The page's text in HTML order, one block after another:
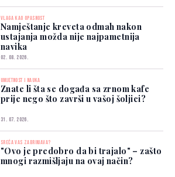
VLAGA KAO OPASNOST
Namještanje kreveta odmah nakon
ustajanja možda nije najpametnija
navika
02. 08. 2026.
UMJETNOST I NAUKA
Znate li šta se događa sa zrnom kafe
prije nego što završi u vašoj šoljici?
31. 07. 2026.
SREĆA VAS ZABRINJAVA?
"Ovo je predobro da bi trajalo" – zašto
mnogi razmišljaju na ovaj način?